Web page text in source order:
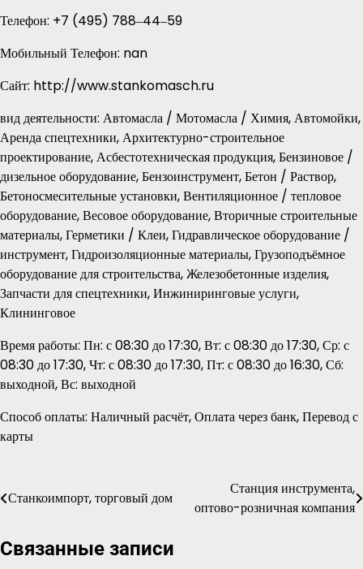
Телефон: +7 (495) 788‒44‒59
Мобильный Телефон: nan
Сайт: http://www.stankomasch.ru
вид деятельности: Автомасла / Мотомасла / Химия, Автомойки,
Аренда спецтехники, Архитектурно-строительное
проектирование, Асбестотехническая продукция, Бензиновое /
дизельное оборудование, Бензоинструмент, Бетон / Раствор,
Бетоносмесительные установки, Вентиляционное / тепловое
оборудование, Весовое оборудование, Вторичные строительные
материалы, Герметики / Клеи, Гидравлическое оборудование /
инструмент, Гидроизоляционные материалы, Грузоподъёмное
оборудование для строительства, Железобетонные изделия,
Запчасти для спецтехники, Инжиниринговые услуги,
Клининговое
Время работы: Пн: с 08:30 до 17:30, Вт: с 08:30 до 17:30, Ср: с
08:30 до 17:30, Чт: с 08:30 до 17:30, Пт: с 08:30 до 16:30, Сб:
выходной, Вс: выходной
Способ оплаты: Наличный расчёт, Оплата через банк, Перевод с
карты
Навигация
записям
Станкоимпорт, торговый дом
Станция инструмента,
оптово-розничная компания
Связанные записи